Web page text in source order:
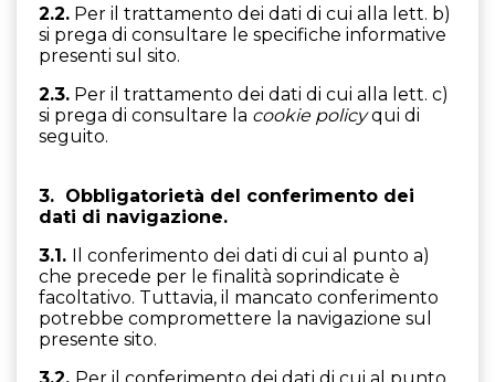
2.2. Per il trattamento dei dati di cui alla lett. b)
si prega di consultare le specifiche informative
presenti sul sito.
2.3. Per il trattamento dei dati di cui alla lett. c)
si prega di consultare la cookie policyqui di
seguito.
3. Obbligatorietà del conferimento dei
dati di navigazione.
3.1. Il conferimento dei dati di cui al punto a)
che precede per le finalità soprindicate è
facoltativo. Tuttavia, il mancato conferimento
potrebbe compromettere la navigazione sul
presente sito.